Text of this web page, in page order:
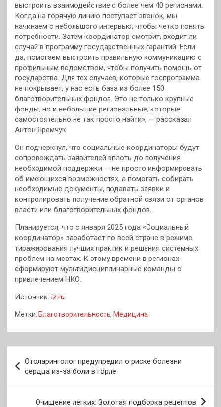
выстроить взаимодействие с более чем 40 регионами.
Когда на горячую линию поступает звонок, мы
начинаем с небольшого интервью, чтобы четко понять
потребности. Затем координатор смотрит, входит ли
случай в программу государственных гарантий. Если
да, помогаем выстроить правильную коммуникацию с
профильным ведомством, чтобы получить помощь от
государства. Для тех случаев, которые госпрограмма
не покрывает, у нас есть база из более 150
благотворительных фондов. Это не только крупные
фонды, но и небольшие региональные, которые
самостоятельно не так просто найти», — рассказал
Антон Яремчук.
Он подчеркнул, что социальные координаторы будут
сопровождать заявителей вплоть до получения
необходимой поддержки — не просто информировать
об имеющихся возможностях, а помогать собирать
необходимые документы, подавать заявки и
контролировать получение обратной связи от органов
власти или благотворительных фондов.
Планируется, что с января 2025 года «Социальный
координатор» заработает по всей стране в режиме
тиражирования лучших практик и решения системных
проблем на местах. К этому времени в регионах
сформируют мультидисциплинарные команды с
привлечением НКО.
Источник: iz.ru
Метки: Благотворительность, Медицина
по
записям
Отоларинголог предупредил о риске болезни
сердца из-за боли в горле
Очищение легких: Золотая подборка рецептов